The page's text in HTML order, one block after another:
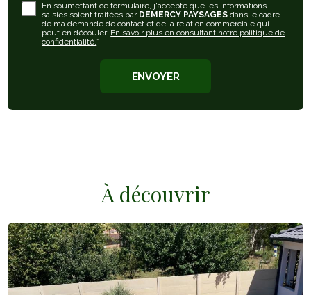
En soumettant ce formulaire, j'accepte que les informations
saisies soient traitées par DEMERCY PAYSAGES dans le cadre
de ma demande de contact et de la relation commerciale qui
peut en découler. En savoir plus en consultant notre politique de
confidentialité.*
À découvrir